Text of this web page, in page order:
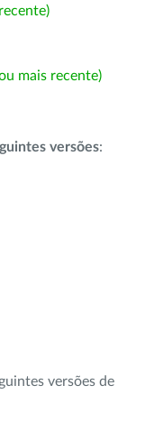
mais recente)
versões:
versões de